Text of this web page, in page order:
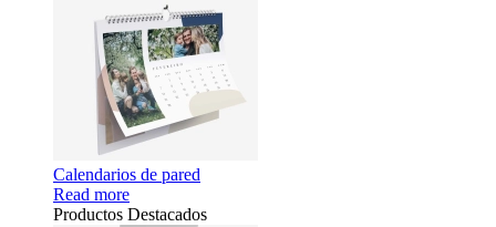
Calendarios de pared
Read more
Productos Destacados